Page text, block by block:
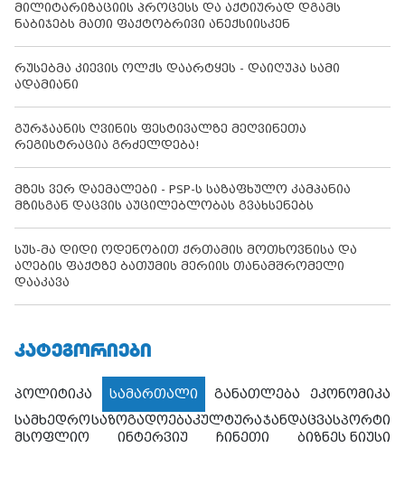
მილიტარიზაციის პროცესს და აქტიურად დგამს
ნაბიჯებს მათი ფაქტობრივი ანექსიისკენ
რუსებმა კიევის ოლქს დაარტყეს - დაიღუპა სამი
ადამიანი
გურჯაანის ღვინის ფესტივალზე მეღვინეთა
რეგისტრაცია გრძელდება!
მზეს ვერ დაემალები - PSP-ს საზაფხულო კამპანია
მზისგან დაცვის აუცილებლობას გვახსენებს
სუს-მა დიდი ოდენობით ქრთამის მოთხოვნისა და
აღების ფაქტზე ბათუმის მერიის თანამშრომელი
დააკავა
ᲙᲐᲢᲔᲒᲝᲠᲘᲔᲑᲘ
პოლიტიკა სამართალი განათლება
ეკონომიკა
სამხედროსაზოგადოებაკულტურაჯანდაცვასპორტი
მსოფლიო
ინტერვიუ ჩინეთი ბიზნეს ნიუსი